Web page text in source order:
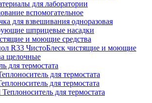
для лаборатории
вспомогательное
для взвешивания одноразовая
шприцевые насадки
и моющие средства
R33 ЧистоБлеск чистящие и моющие
щелочные
для термостата
для термостата
для термостата
для термостата